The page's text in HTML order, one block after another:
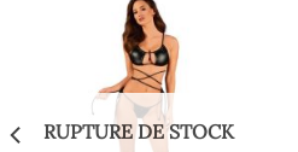
RUPTURE DE STOCK